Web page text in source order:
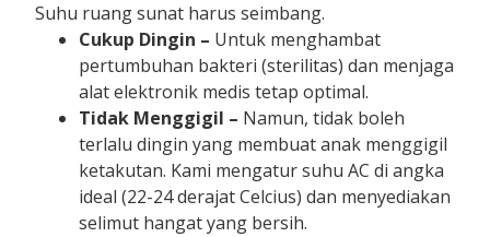
Suhu ruang sunat harus seimbang.
Cukup Dingin – Untuk menghambat
pertumbuhan bakteri (sterilitas) dan menjaga
alat elektronik medis tetap optimal.
Tidak Menggigil – Namun, tidak boleh
terlalu dingin yang membuat anak menggigil
ketakutan. Kami mengatur suhu AC di angka
ideal (22-24 derajat Celcius) dan menyediakan
selimut hangat yang bersih.